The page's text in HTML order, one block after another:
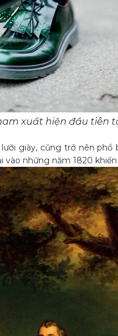
xuất hiện đầu tiên
giày, cũng trở nên
vào những năm 1820